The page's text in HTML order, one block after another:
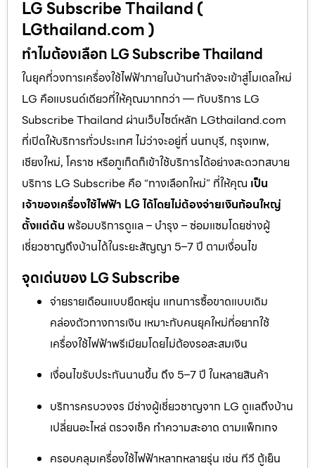
LG Subscribe Thailand (
LGthailand.com )
ทำไมต้องเลือก LG Subscribe Thailand
ในยุคที่วงการเครื่องใช้ไฟฟ้าภายในบ้านกำลังจะเข้าสู่โมเดลใหม่
LG คือแบรนด์เดียวที่ให้คุณมากกว่า — กับบริการ LG
Subscribe Thailand ผ่านเว็บไซต์หลัก LGthailand.com
ที่เปิดให้บริการทั่วประเทศ ไม่ว่าจะอยู่ที่ นนทบุรี, กรุงเทพ,
เชียงใหม่, โคราช หรือภูเก็ตก็เข้าใช้บริการได้อย่างสะดวกสบาย
บริการ LG Subscribe คือ “ทางเลือกใหม่” ที่ให้คุณ เป็น
เจ้าของเครื่องใช้ไฟฟ้า LG ได้โดยไม่ต้องจ่ายเงินก้อนใหญ่
ตั้งแต่ต้น พร้อมบริการดูแล – บำรุง – ซ่อมแซมโดยช่างผู้
เชี่ยวชาญถึงบ้านได้ในระยะสัญญา 5–7 ปี ตามเงื่อนไข
จุดเด่นของ LG Subscribe
จ่ายรายเดือนแบบยืดหยุ่น แทนการซื้อขาดแบบเดิม
คล่องตัวทางการเงิน เหมาะกับคนยุคใหม่ที่อยากใช้
เครื่องใช้ไฟฟ้าพรีเมียมโดยไม่ต้องรอสะสมเงิน
เงื่อนไขรับประกันนานขึ้น ถึง 5–7 ปี ในหลายสินค้า
บริการครบวงจร มีช่างผู้เชี่ยวชาญจาก LG ดูแลถึงบ้าน
เปลี่ยนอะไหล่ ตรวจเช็ค ทำความสะอาด ตามแพ็กเกจ
ครอบคลุมเครื่องใช้ไฟฟ้าหลากหลายรุ่น เช่น ทีวี ตู้เย็น